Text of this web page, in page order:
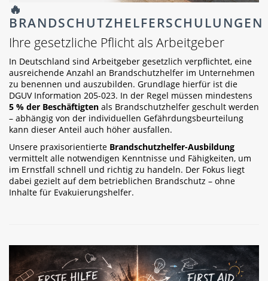
🔥
BRANDSCHUTZHELFERSCHULUNGEN
Ihre gesetzliche Pflicht als Arbeitgeber
In Deutschland sind Arbeitgeber gesetzlich verpflichtet, eine
ausreichende Anzahl an Brandschutzhelfer im Unternehmen
zu benennen und auszubilden. Grundlage hierfür ist die
DGUV Information 205-023. In der Regel müssen mindestens
5 % der Beschäftigten als Brandschutzhelfer geschult werden
– abhängig von der individuellen Gefährdungsbeurteilung
kann dieser Anteil auch höher ausfallen.
Unsere praxisorientierte Brandschutzhelfer-Ausbildung
vermittelt alle notwendigen Kenntnisse und Fähigkeiten, um
im Ernstfall schnell und richtig zu handeln. Der Fokus liegt
dabei gezielt auf dem betrieblichen Brandschutz – ohne
Inhalte für Evakuierungshelfer.